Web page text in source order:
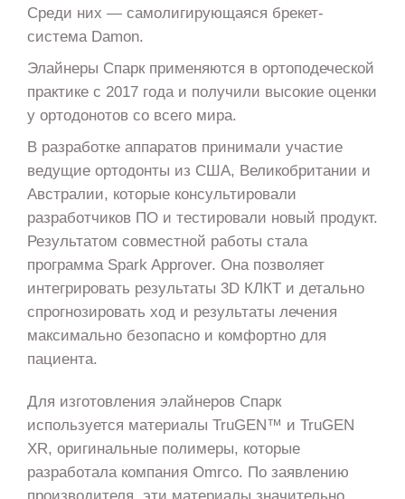
Среди них — самолигирующаяся брекет-
система Damon.
Элайнеры Спарк применяются в ортоподеческой
практике с 2017 года и получили высокие оценки
у ортодонотов со всего мира.
В разработке аппаратов принимали участие
ведущие ортодонты из США, Великобритании и
Австралии, которые консультировали
разработчиков ПО и тестировали новый продукт.
Результатом совместной работы стала
программа Spark Approver. Она позволяет
интегрировать результаты 3D КЛКТ и детально
спрогнозировать ход и результаты лечения
максимально безопасно и комфортно для
пациента.
Для изготовления элайнеров Спарк
используется материалы TruGEN™ и TruGEN
XR, оригинальные полимеры, которые
разработала компания Omrco. По заявлению